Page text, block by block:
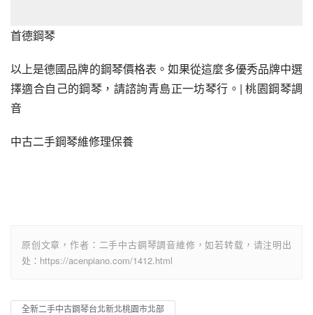
首德鋼琴
以上是德國品牌的鋼琴價格表。如果從這麼多優秀品牌中選
擇適合自己的鋼琴，請諮詢青島正一坊琴行。| 桃園鋼琴調
音
中古二手鋼琴維修理保養
原创文章，作者：二手中古鋼琴調音維修，如若转载，请注明出
处：https://acenpiano.com/1412.html
全新二手中古鋼琴台北新北桃園市北部